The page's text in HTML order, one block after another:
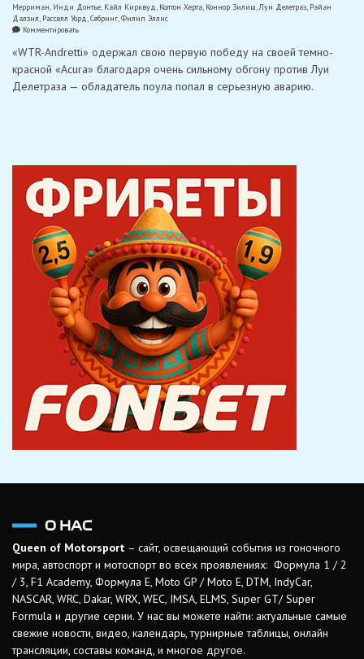
Мерриман, Инди Донтье, Кайл Кирквуд, Колтон Херта, Коннор Зилиш,Луи Делетраз, Райан
Далзил, Расселл Уорд,Себринг,Филип Эллис
Комментироватьon
вместе
«Acura»
выиграл
«WTR-Andretti» одержал свою первую победу на своей темно-
красной «Acura» благодаря очень сильному обгону против Луи
Делетраза — обладатель поула попал в серьезную аварию.
О НАС
Queen of Motorsport – сайт, освещающий события из гоночного
мира, автоспорт и мотоспорт во всех проявлениях: Формула 1 / 2
/ 3, F1 Academy, Формула Е, Moto GP / Moto E, DTM, IndyCar,
NASCAR, WRC, Dakar, WRX, WEC, IMSA, ELMS, Super GT/ Super
Formula и другие серии. У нас вы можете найти: актуальные самые
свежие новости, видео, календарь, турнирные таблицы, онлайн
трансляции, составы команд, и многое другое.